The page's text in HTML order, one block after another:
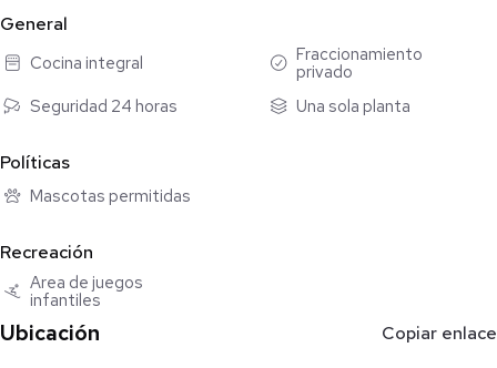
General
Cocina integral
Fraccionamiento
privado
Seguridad 24 horas
Una sola planta
Políticas
Mascotas permitidas
Recreación
Área de juegos
infantiles
Ubicación Copiar enlace